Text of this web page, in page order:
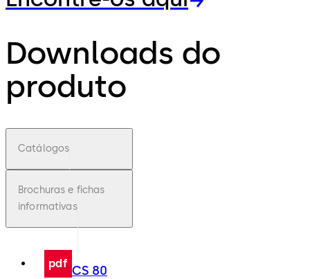
Downloads do
produto
Catálogos
Brochuras e fichas
informativas
pdf CS 80